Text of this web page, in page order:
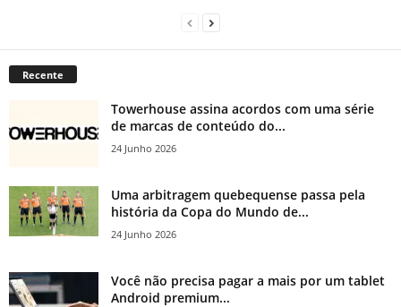
Recente
Towerhouse assina acordos com uma série
de marcas de conteúdo do...
24 Junho 2026
Uma arbitragem quebequense passa pela
história da Copa do Mundo de...
24 Junho 2026
Você não precisa pagar a mais por um tablet
Android premium...